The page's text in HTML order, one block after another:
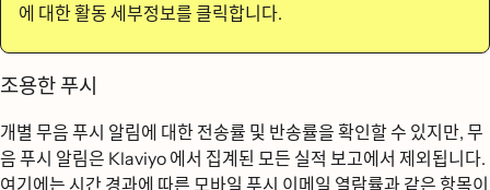
에 대한활동 세부정보를 클릭합니다.
조용한 푸시
개별 무음 푸시 알림에 대한 전송률 및 반송률을 확인할 수 있지만, 무
음 푸시 알림은 Klaviyo 에서 집계된 모든 실적 보고에서 제외됩니다.
여기에는 시간 경과에 따른 모바일 푸시 이메일 열람률과 같은 항목이